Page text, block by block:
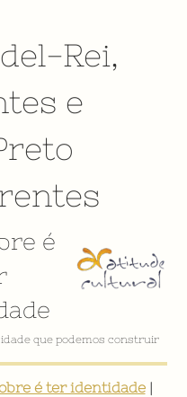
Rei,
e
é
é ter identidade|